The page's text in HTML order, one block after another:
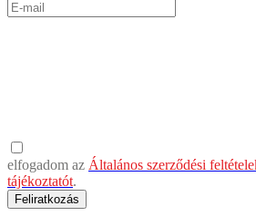
elfogadom az Általános szerződési
tájékoztatót.
Feliratkozás